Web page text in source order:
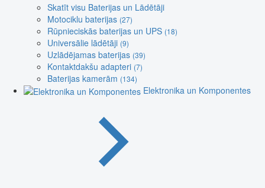
Skatīt visu Baterijas un Lādētāji
Motociklu baterijas (27)
Rūpnieciskās baterijas un UPS (18)
Universālie lādētāji (9)
Uzlādējamas baterijas (39)
Kontaktdakšu adapteri (7)
Baterijas kamerām (134)
Elektronika un Komponentes